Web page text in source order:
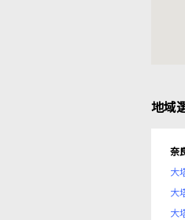
地域
奈
大
大
大